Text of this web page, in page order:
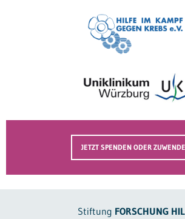
JETZT SPENDEN ODER
Stiftung FORSCHUNG